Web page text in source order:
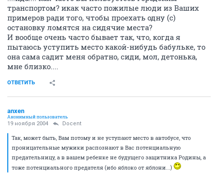
транспортом? икак часто пожилые люди из Ваших
примеров ради того, чтобы проехать одну (с)
остановку ломятся на сидячие места?
И вообще очень часто бывает так, что, когда я
пытаюсь уступить место какой-нибудь бабульке, то
она сама садит меня обратно, сиди, мол, детонька,
мне близко....
ОТВЕТИТЬ
anxen
Анонимный пользователь
19 ноября 2004 Docent
Так, может быть, Вам потому и не уступают место в автобусе, что
проницательные мужики распознают в Вас потенциальную
предательницу, а в вашем ребенке не будущего защитника Родины, а
тоже потенциального предателя (ибо яблоко от яблони...)